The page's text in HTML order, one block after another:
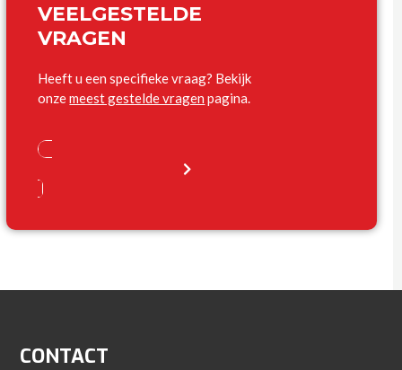
VEELGESTELDE
VRAGEN
Heeft u een specifieke vraag? Bekijk
onzemeest gestelde vragen pagina.
CONTACT